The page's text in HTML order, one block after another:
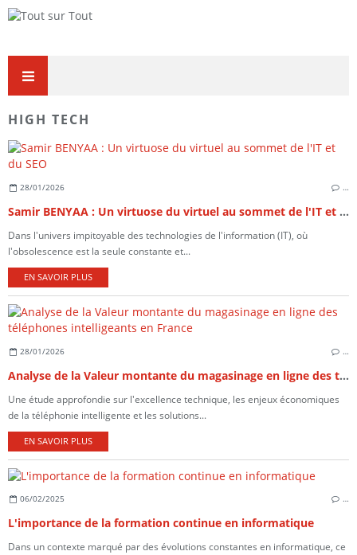
HIGH TECH
28/01/2026 …
Samir BENYAA : Un virtuose du virtuel au sommet de l'IT et du SEO
Dans l'univers impitoyable des technologies de l'information (IT), où
l'obsolescence est la seule constante et...
EN SAVOIR PLUS
28/01/2026 …
Analyse de la Valeur montante du magasinage en ligne des téléphones intelligeants en France
Une étude approfondie sur l'excellence technique, les enjeux économiques
de la téléphonie intelligente et les solutions...
EN SAVOIR PLUS
06/02/2025 …
L'importance de la formation continue en informatique
Dans un contexte marqué par des évolutions constantes en informatique, ce